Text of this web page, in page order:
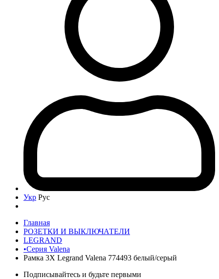
Укр Рус
Главная
РОЗЕТКИ И ВЫКЛЮЧАТЕЛИ
LEGRAND
•Серия Valena
Рамка 3Х Legrand Valena 774493 белый/серый
Подписывайтесь и будьте первыми